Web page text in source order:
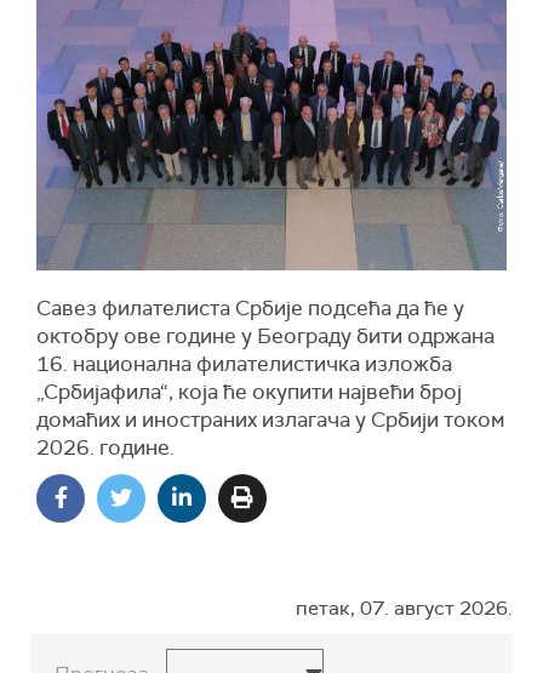
Савез филателиста Србије подсећа да ће у
октобру ове године у Београду бити одржана
16. национална филателистичка изложба
„Србијафила“, која ће окупити највећи број
домаћих и иностраних излагача у Србији током
2026. године.
петак, 07. август 2026.